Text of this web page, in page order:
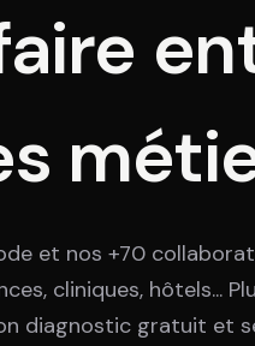
et nos +70
cliniques, hôtels...
diagnostic gratuit et